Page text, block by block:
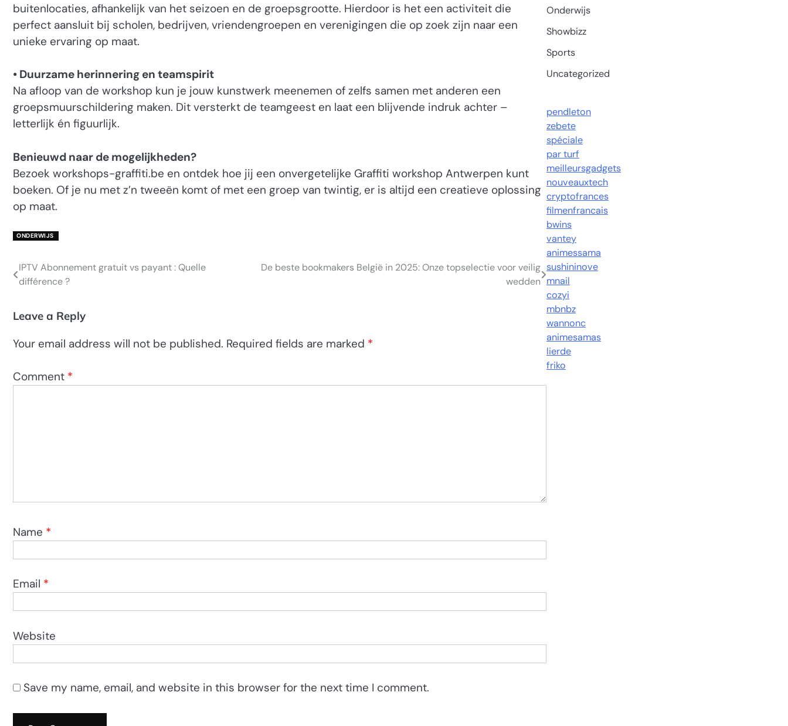
buitenlocaties, afhankelijk van het seizoen en de groepsgrootte. Hierdoor is het een activiteit die
perfect aansluit bij scholen, bedrijven, vriendengroepen en verenigingen die op zoek zijn naar een
unieke ervaring op maat.
• Duurzame herinnering en teamspirit
Na afloop van de workshop kun je jouw kunstwerk meenemen of zelfs samen met anderen een
groepsmuurschildering maken. Dit versterkt de teamgeest en laat een blijvende indruk achter –
letterlijk én figuurlijk.
Benieuwd naar de mogelijkheden?
Bezoek workshops-graffiti.be en ontdek hoe jij een onvergetelijke Graffiti workshop Antwerpen kunt
boeken. Of je nu met z’n tweeën komt of met een groep van twintig, er is altijd een creatieve oplossing
op maat.
ONDERWIJS
Post
IPTV Abonnement gratuit vs payant : Quelle
différence ?
De beste bookmakers België in 2025: Onze topselectie voor veilig
wedden
Leave a Reply
Your email address will not be published. Required fields are marked *
Comment *
Name *
Email *
Website
Save my name, email, and website in this browser for the next time I comment.
Onderwijs
Showbizz
Sports
Uncategorized
pendleton
zebete
spéciale
par turf
meilleursgadgets
nouveauxtech
cryptofrances
filmenfrancais
bwins
vantey
animessama
sushininove
mnail
cozyi
mbnbz
wannonc
animesamas
lierde
friko